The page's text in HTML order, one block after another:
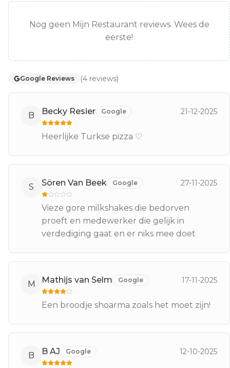
Nog geen Mijn Restaurant reviews. Wees de
eerste!
Google Reviews (4 reviews)
B Becky Resier Google 21-12-2025
Heerlijke Turkse pizza ♡
S Sören Van Beek Google 27-11-2025
Vieze gore milkshakes die bedorven
proeft en medewerker die gelijk in
verdediging gaat en er niks mee doet
M Mathijs van Selm Google 17-11-2025
Een broodje shoarma zoals het moet zijn!
B B AJ Google 12-10-2025